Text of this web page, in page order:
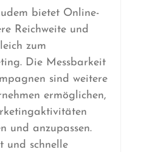
bietet Online-
Reichweite und
zum
Die Messbarkeit
sind weitere
ermöglichen,
und anzupassen.
und schnelle